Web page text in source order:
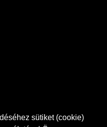
sütiket (cookie)